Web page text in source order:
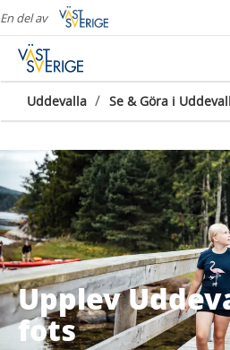
En del av
Uddevalla / Se & Göra i
Upplev
fots